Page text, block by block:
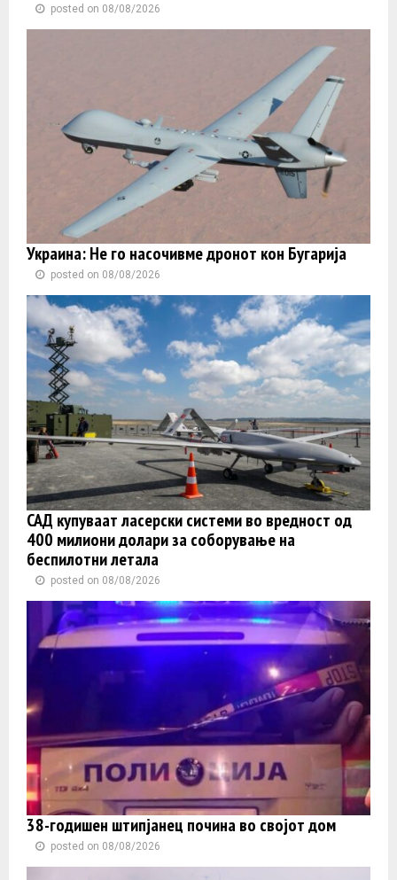
posted on 08/08/2026
Украина: Не го насочивме дронот кон Бугарија
posted on 08/08/2026
САД купуваат ласерски системи во вредност од
400 милиони долари за соборување на
беспилотни летала
posted on 08/08/2026
38-годишен штипјанец почина во својот дом
posted on 08/08/2026